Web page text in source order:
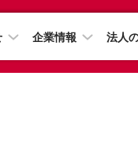
企業情報 法人